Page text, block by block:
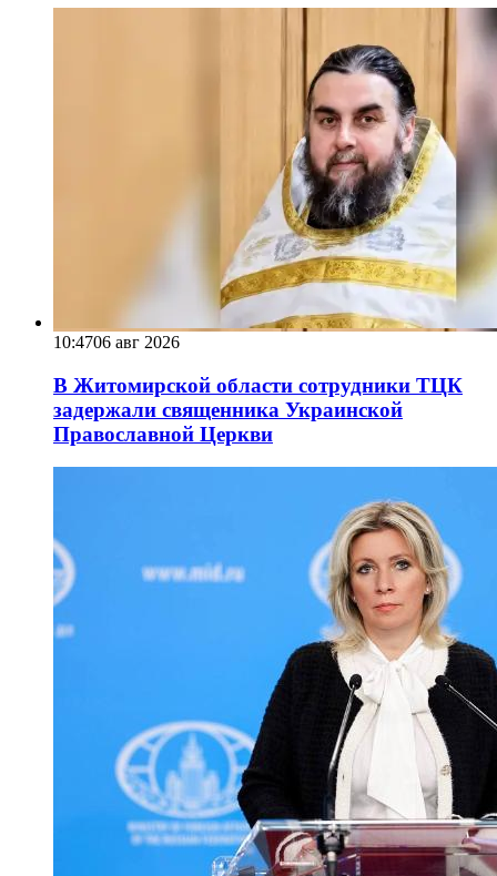
10:4706 авг 2026
В Житомирской области сотрудники ТЦК
задержали священника Украинской
Православной Церкви